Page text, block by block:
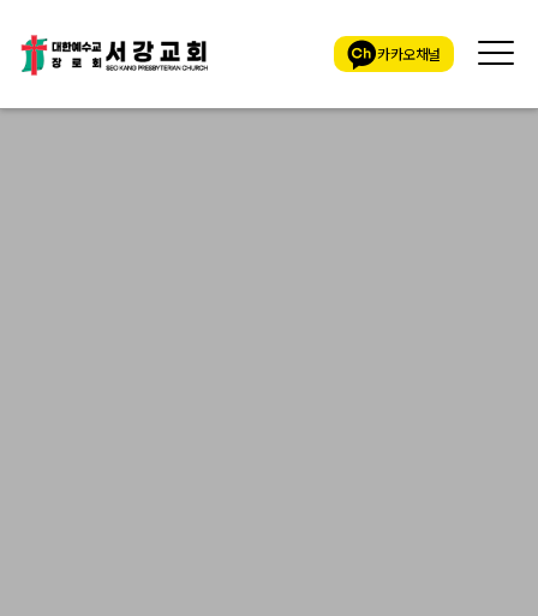
카카오채널